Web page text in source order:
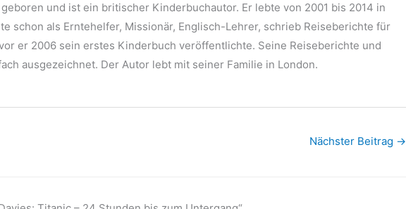
und ist ein britischer Kinderbuchautor. Er lebte von 2001 bis 2014 in
schon als Erntehelfer, Missionär, Englisch-Lehrer, schrieb Reiseberichte für
er 2006 sein erstes Kinderbuch veröffentlichte. Seine Reiseberichte und
ausgezeichnet. Der Autor lebt mit seiner Familie in London.
Nächster Beitrag →